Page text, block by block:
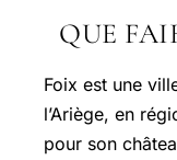
QUE
Foix est une
l’Ariège, en
pour son